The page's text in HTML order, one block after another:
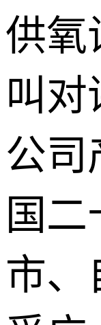
供氧
叫对
公司
国二
市、